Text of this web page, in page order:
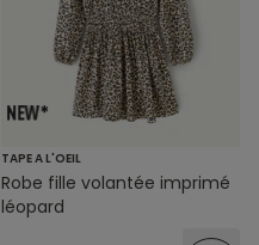
TAPE A L'OEIL
Robe fille volantée imprimé
léopard